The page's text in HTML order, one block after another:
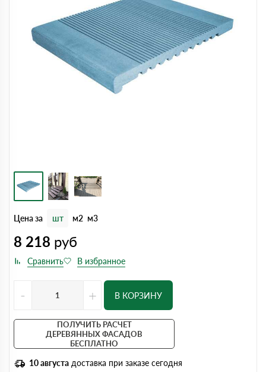
Цена за шт м2 м3
8 218 руб
- + В КОРЗИНУ
ПОЛУЧИТЬ РАСЧЕТ
ДЕРЕВЯННЫХ ФАСАДОВ
БЕСПЛАТНО
10 августа доставка при заказе сегодня